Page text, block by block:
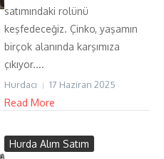
satımındaki rolünü
keşfedeceğiz. Çinko, yaşamın
birçok alanında karşımıza
çıkıyor....
Hurdacı 17 Haziran 2025
Read More
Hurda Alım Satım